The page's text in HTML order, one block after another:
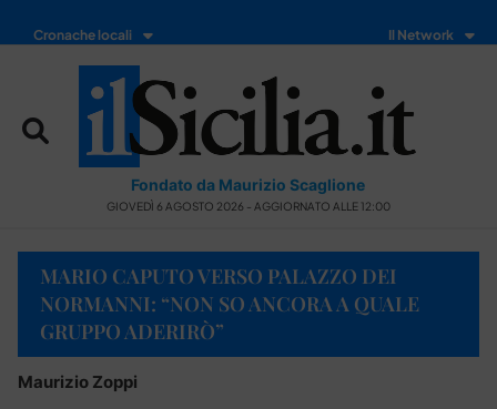
Cronache locali Il Network
Fondato da Maurizio Scaglione
GIOVEDÌ 6 AGOSTO 2026 - AGGIORNATO ALLE 12:00
MARIO CAPUTO VERSO PALAZZO DEI
NORMANNI: “NON SO ANCORA A QUALE
GRUPPO ADERIRÒ”
Maurizio Zoppi